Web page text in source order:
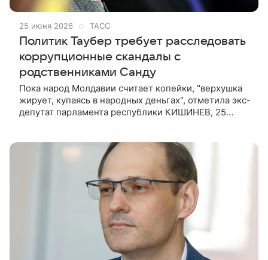
25 июня 2026 ТАСС
Политик Таубер требует расследовать
коррупционные скандалы с
родственниками Санду
Пока народ Молдавии считает копейки, "верхушка
жирует, купаясь в народных деньгах", отметила экс-
депутат парламента республики КИШИНЕВ, 25